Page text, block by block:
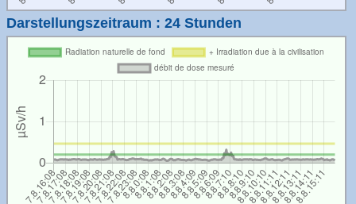
Darstellungszeitraum : 24 Stunden